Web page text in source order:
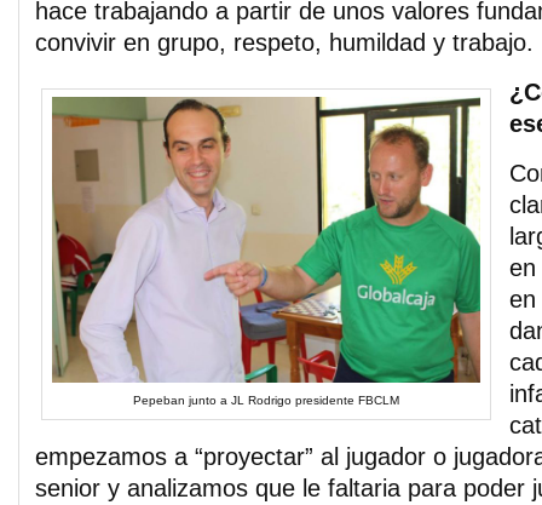
hace trabajando a partir de unos valores
convivir en grupo, respeto, humildad y trabajo.
Pepeban junto a JL Rodrigo presidente FBCLM
en
en
empezamos a “proyectar” al jugador o
senior y analizamos que le faltaria para poder